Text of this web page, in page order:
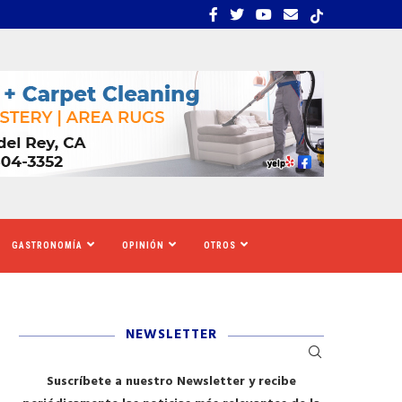
ESTRÉS, INCERTIDUMBRE Y MIEDO... CALIFORNIA SE
GASTRONOMÍA OPINIÓN OTROS
NEWSLETTER
Suscríbete a nuestro Newsletter y recibe